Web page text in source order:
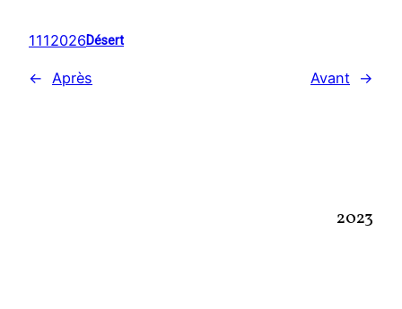
1112026Désert
← Après Avant →
2023